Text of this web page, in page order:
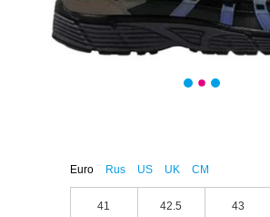
Euro Rus US UK CM
41 42.5 43